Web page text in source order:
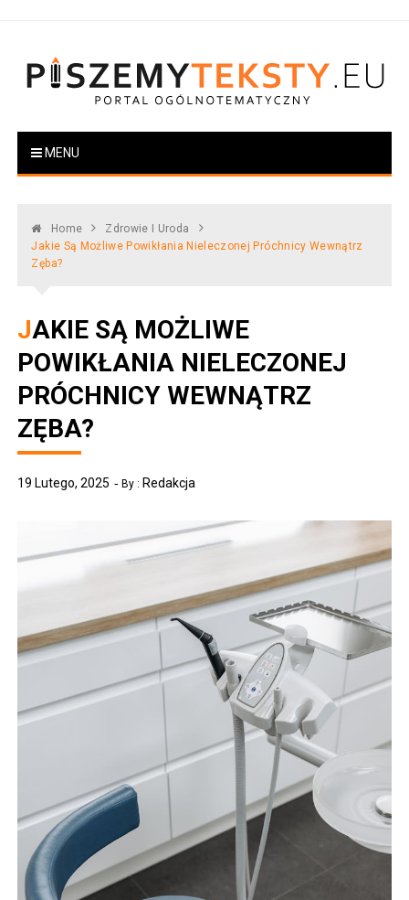
PiszemyTeksty.pl
Portal ogólnotematyczny
MENU
Home
Zdrowie I Uroda
Jakie Są Możliwe Powikłania Nieleczonej Próchnicy Wewnątrz
Zęba?
JAKIE SĄ MOŻLIWE
POWIKŁANIA NIELECZONEJ
PRÓCHNICY WEWNĄTRZ
ZĘBA?
19 Lutego, 2025 By : Redakcja